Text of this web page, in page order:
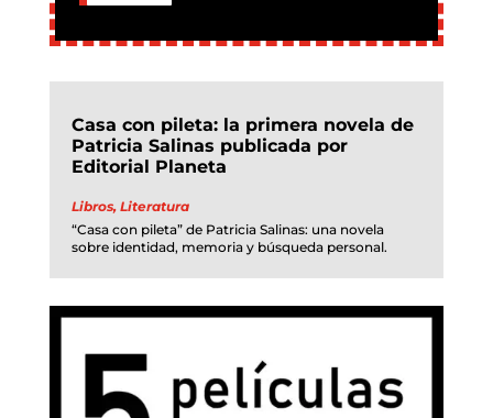
Casa con pileta: la primera novela de
Patricia Salinas publicada por
Editorial Planeta
Libros, Literatura
“Casa con pileta” de Patricia Salinas: una novela
sobre identidad, memoria y búsqueda personal.